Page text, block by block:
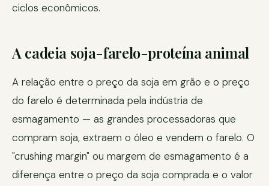
ciclos econômicos.
A cadeia soja-farelo-proteína animal
A relação entre o preço da soja em grão e o preço
do farelo é determinada pela indústria de
esmagamento — as grandes processadoras que
compram soja, extraem o óleo e vendem o farelo. O
"crushing margin" ou margem de esmagamento é a
diferença entre o preço da soja comprada e o valor